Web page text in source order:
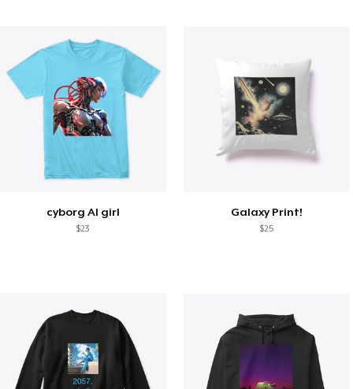
cyborg AI girl
$23
Galaxy Print!
$25